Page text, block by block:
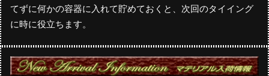
てずに何かの容器に入れて貯めておくと、次回のタイイング
に時に役立ちます。